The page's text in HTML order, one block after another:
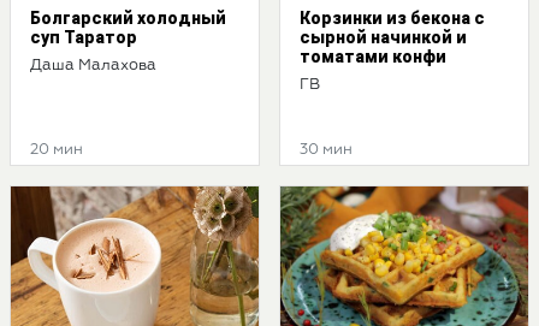
Болгарский холодный
суп Таратор
Даша Малахова
20 мин
Корзинки из бекона с
сырной начинкой и
томатами конфи
ГВ
30 мин